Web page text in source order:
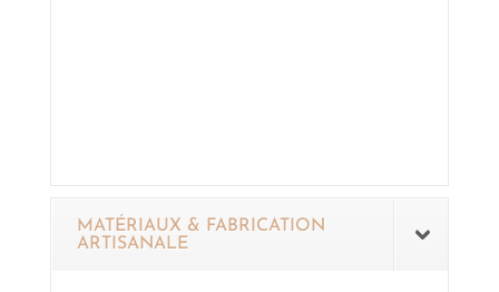
MATÉRIAUX & FABRICATION
ARTISANALE